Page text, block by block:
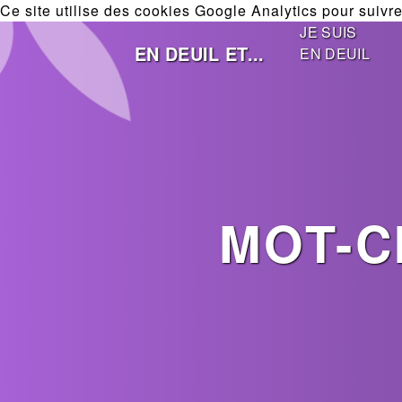
Ce site utilise des cookies Google Analytics pour
EN DEUIL ET...
JE SUIS
EN DEUIL
MOT-